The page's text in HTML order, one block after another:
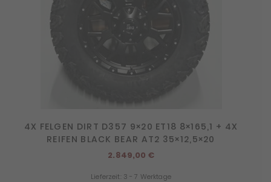
4X FELGEN DIRT D357 9×20 ET18 8×165,1 + 4X
REIFEN BLACK BEAR AT2 35×12,5×20
2.849,00 €
Lieferzeit: 3 - 7 Werktage